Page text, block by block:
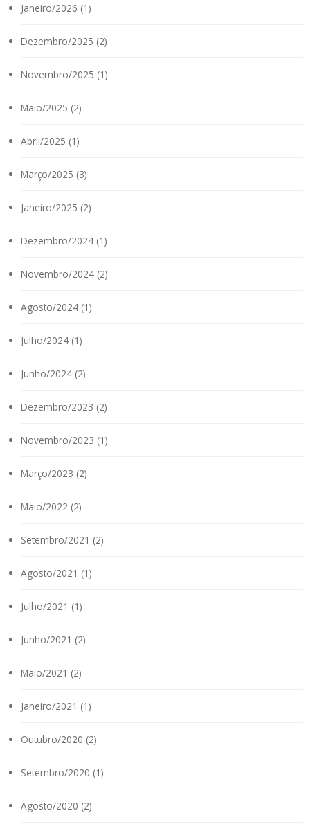
Janeiro/2026 (1)
Dezembro/2025 (2)
Novembro/2025 (1)
Maio/2025 (2)
Abril/2025 (1)
Março/2025 (3)
Janeiro/2025 (2)
Dezembro/2024 (1)
Novembro/2024 (2)
Agosto/2024 (1)
Julho/2024 (1)
Junho/2024 (2)
Dezembro/2023 (2)
Novembro/2023 (1)
Março/2023 (2)
Maio/2022 (2)
Setembro/2021 (2)
Agosto/2021 (1)
Julho/2021 (1)
Junho/2021 (2)
Maio/2021 (2)
Janeiro/2021 (1)
Outubro/2020 (2)
Setembro/2020 (1)
Agosto/2020 (2)